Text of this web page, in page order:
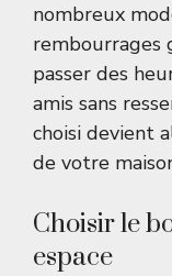
nombreux
rembourrages
passer des
amis sans
choisi devient
de votre
Choisir le
espace